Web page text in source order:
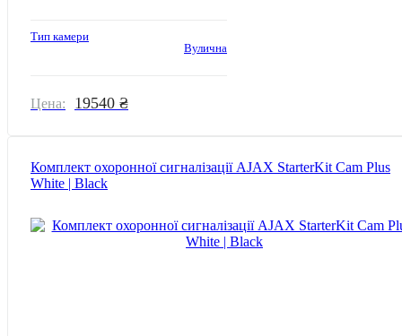
Тип камери
Вулична
Цена: 19540 ₴
Комплект охоронної сигналізації AJAX StarterKit Cam Plus
White | Black